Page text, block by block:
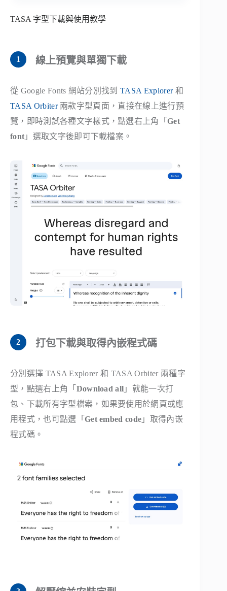
TASA 字型下載與使用教學
線上預覽與單獨下載
從 Google Fonts 網站分別找到TASA Explorer和
TASA Orbiter兩款字型頁面，直接在線上進行預
覽，即時測試各種文字樣式，點選右上角「Get
font 」選取文字後即可下載檔案。
打包下載與取得內嵌程式碼
分別選擇 TASA Explorer 和 TASA Orbiter 兩種字
型，點選右上角「 Download all 」就能一次打
包、下載所有字型檔案，如果要使用於網頁或應
用程式，也可點選「 Get embed code 」取得內嵌
程式碼。